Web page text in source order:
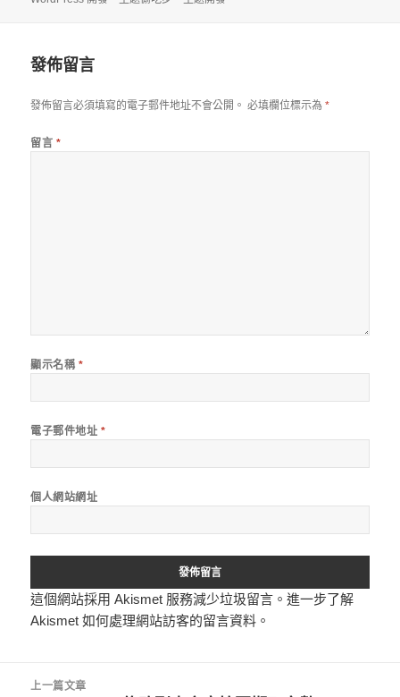
發佈留言
發佈留言必須填寫的電子郵件地址不會公開。 必填欄位標示為*
留言 *
顯示名稱 *
電子郵件地址 *
個人網站網址
這個網站採用 Akismet 服務減少垃圾留言。進一步了解
Akismet 如何處理網站訪客的留言資料 。
上一篇文章